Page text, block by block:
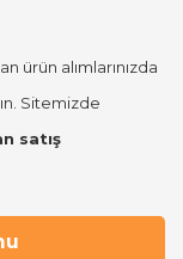
ürün alımlarınızda
Sitemizde
satış